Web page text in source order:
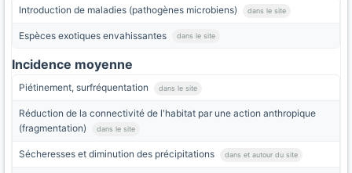
Introduction de maladies (pathogènes microbiens) dans le site
Espèces exotiques envahissantes dans le site
Incidence moyenne
Piétinement, surfréquentation dans le site
Réduction de la connectivité de l'habitat par une action anthropique
(fragmentation)
dans le site
Sécheresses et diminution des précipitations dans et autour du site